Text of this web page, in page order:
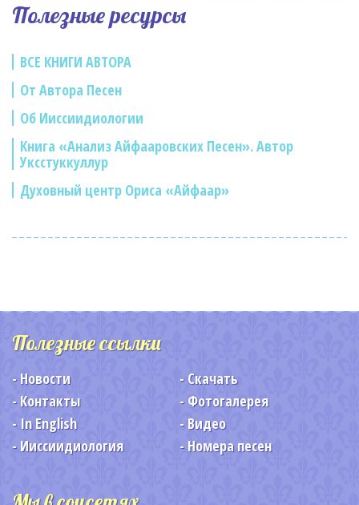
Полезные ресурсы
ВСЕ КНИГИ АВТОРА
От Автора Песен
Об Ииссиидиологии
Книга «Анализ Айфааровских Песен». Автор
Уксстуккуллур
Духовный центр Ориса «Айфаар»
Полезные ссылки
Новости
Скачать
Контакты
Фотогалерея
In English
Видео
Ииссиидиология
Номера песен